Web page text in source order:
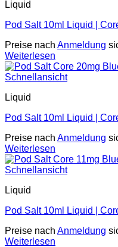
Liquid
Pod Salt 10ml Liquid |
Preise nach Anmeldung
Weiterlesen
Schnellansicht
Liquid
Pod Salt 10ml Liquid |
Preise nach Anmeldung
Weiterlesen
Schnellansicht
Liquid
Pod Salt 10ml Liquid |
Preise nach Anmeldung
Weiterlesen